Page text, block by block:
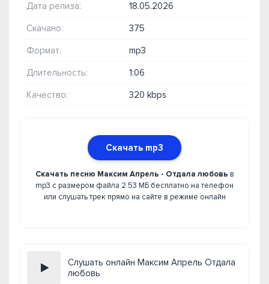
Дата релиза: 18.05.2026
Скачано: 375
Формат: mp3
Длительность: 1:06
Качество: 320 kbps
Скачать mp3
Скачать песню Максим Апрель - Отдала любовь в
mp3 с размером файла 2.53 МБ бесплатно на телефон
или слушать трек прямо на сайте в режиме онлайн
Слушать онлайн Максим Апрель Отдала
любовь